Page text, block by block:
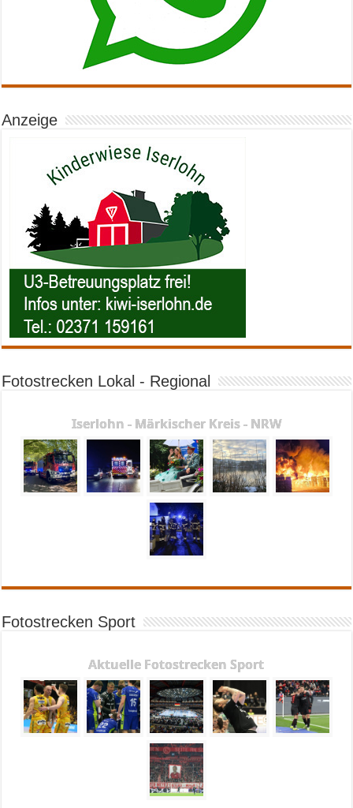
Anzeige
Fotostrecken Lokal - Regional
Iserlohn - Märkischer Kreis - NRW
Fotostrecken Sport
Aktuelle Fotostrecken Sport